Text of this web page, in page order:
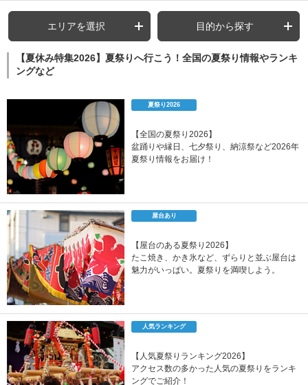
エリアを選択 目的から探す
【夏休み特集2026】夏祭りへ行こう！全国の夏祭り情報やランキ
ングなど
夏祭り2026
【全国の夏祭り2026】
盆踊りや縁日、七夕祭り、納涼祭など2026年
夏祭り情報をお届け！
屋台あり
【屋台のある夏祭り2026】
たこ焼き、かき氷など、ずらりと並ぶ屋台は
魅力がいっぱい。夏祭りを満喫しよう。
人気ランキング
【人気夏祭りランキング2026】
アクセス数の多かった人気の夏祭りをランキ
ングでご紹介！